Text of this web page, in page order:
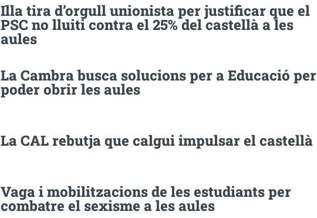
Illa tira d’orgull unionista per justificar que el
PSC no lluiti contra el 25% del castellà a les
aules
La Cambra busca solucions per a Educació per
poder obrir les aules
La CAL rebutja que calgui impulsar el castellà
Vaga i mobilitzacions de les estudiants per
combatre el sexisme a les aules